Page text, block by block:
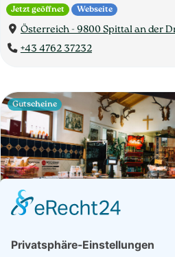
Jetzt geöffnet Webseite
Österreich - 9800 Spittal an der
+43 4762 37232
Betrieb Öffnungszeiten
Gutscheine